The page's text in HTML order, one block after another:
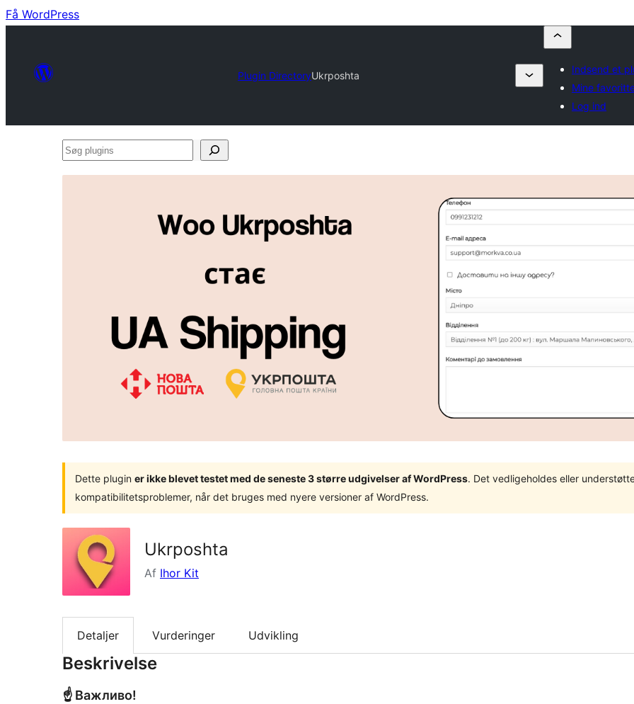
Få WordPress
Plugin DirectoryUkrposhta
Indsend et
Mine
Log ind
Søg
Dette plugin er ikke blevet testet med de seneste 3 større udgivelser af WordPress. Det vedligeholdes eller
kompatibilitetsproblemer, når det bruges med nyere versioner af WordPress.
Ukrposhta
Af Ihor Kit
Detaljer Vurderinger Udvikling
Beskrivelse
☝️ Важливо!